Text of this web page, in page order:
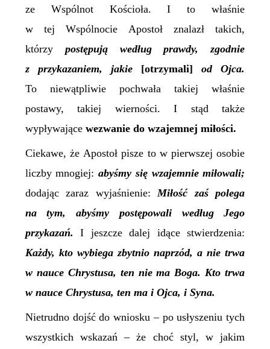
ze Wspólnot Kościoła. I to właśnie
w tej Wspólnocie Apostoł znalazł takich,
którzy postępują według prawdy, zgodnie
z przykazaniem, jakie[otrzymali]od Ojca.
To niewątpliwie pochwała takiej właśnie
postawy, takiej wierności. I stąd także
wypływające wezwanie do wzajemnej miłości.
Ciekawe, że Apostoł pisze to w pierwszej osobie
liczby mnogiej:abyśmy się wzajemnie miłowali;
dodając zaraz wyjaśnienie:Miłość zaś polega
na tym, abyśmy postępowali według Jego
przykazań.
I jeszcze dalej idące stwierdzenia:
Każdy, kto wybiega zbytnio naprzód, a nie trwa
w nauce Chrystusa, ten nie ma Boga. Kto trwa
w nauce Chrystusa, ten ma i Ojca, i Syna.
Nietrudno dojść do wniosku – po usłyszeniu tych
wszystkich wskazań – że choć styl, w jakim